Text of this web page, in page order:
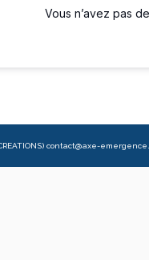
Vous n’avez pas
contact@axe-